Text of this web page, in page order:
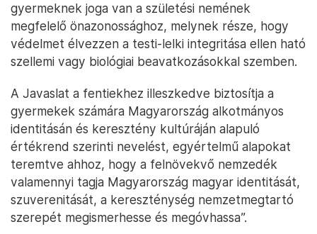
gyermeknek joga van a születési nemének
megfelelő önazonossághoz, melynek része, hogy
védelmet élvezzen a testi-lelki integritása ellen ható
szellemi vagy biológiai beavatkozásokkal szemben.
A Javaslat a fentiekhez illeszkedve biztosítja a
gyermekek számára Magyarország alkotmányos
identitásán és keresztény kultúráján alapuló
értékrend szerinti nevelést, egyértelmű alapokat
teremtve ahhoz, hogy a felnövekvő nemzedék
valamennyi tagja Magyarország magyar identitását,
szuverenitását, a kereszténység nemzetmegtartó
szerepét megismerhesse és megóvhassa”.